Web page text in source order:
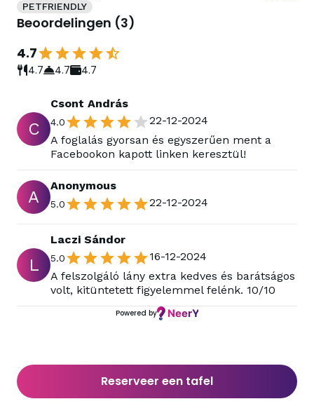
PETFRIENDLY
Beoordelingen (3)
4.7
4.7 4.7 4.7
C
Csont András
4.0
22-12-2024
A foglalás gyorsan és egyszerűen ment a
Facebookon kapott linken keresztül!
A
Anonymous
5.0 22-12-2024
L
Laczi Sándor
5.0
16-12-2024
A felszolgáló lány extra kedves és barátságos
volt, kitüntetett figyelemmel felénk. 10/10
Powered by
Reserveer een tafel